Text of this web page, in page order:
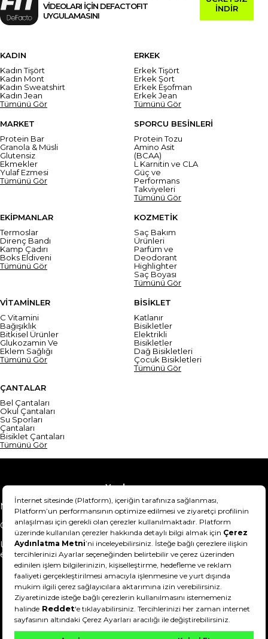
VİDEOLARI İÇİN DEFACTOFIT
UYGULAMASINI
İNDİR
KADIN
Kadın Tişört
Kadın Mont
Kadın Sweatshirt
Kadın Jean
Tümünü Gör
ERKEK
Erkek Tişört
Erkek Şort
Erkek Eşofman
Erkek Jean
Tümünü Gör
MARKET
Protein Bar
Granola & Müsli
Glutensiz
Ekmekler
Yulaf Ezmesi
Tümünü Gör
SPORCU BESİNLERİ
Protein Tozu
Amino Asit
(BCAA)
L Karnitin ve CLA
Güç ve
Performans
Takviyeleri
Tümünü Gör
EKİPMANLAR
Termoslar
Direnç Bandı
Kamp Çadırı
Boks Eldiveni
Tümünü Gör
KOZMETİK
Saç Bakım
Ürünleri
Parfüm ve
Deodorant
Highlighter
Saç Boyası
Tümünü Gör
VİTAMİNLER
C Vitamini
Bağışıklık
Bitkisel Ürünler
Glukozamin Ve
Eklem Sağlığı
Tümünü Gör
BİSİKLET
Katlanır
Bisikletler
Elektrikli
Bisikletler
Dağ Bisikletleri
Çocuk Bisikletleri
Tümünü Gör
ÇANTALAR
Bel Çantaları
Okul Çantaları
Su Sporları
Çantaları
Bisiklet Çantaları
Tümünü Gör
Yardım
Mesafeli Satış Sözleşmesi
Teslimat Bilgisi
Gizlilik Sözleşmesi
Şartlar & Koşullar
Ürünümü nasıl iade
edebilirim?
Hakkımızda
DeFactoFIT ©️ 2022-2026. Tüm hakları saklıdır.